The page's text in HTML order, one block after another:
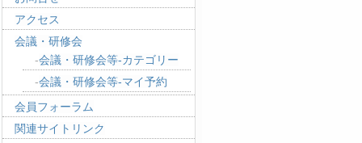
アクセス
会議・研修会
会議・研修会等-カテゴリー
会議・研修会等-マイ予約
会員フォーラム
関連サイトリンク